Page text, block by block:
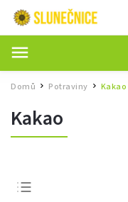
Domů / Potraviny Kakao
Kakao